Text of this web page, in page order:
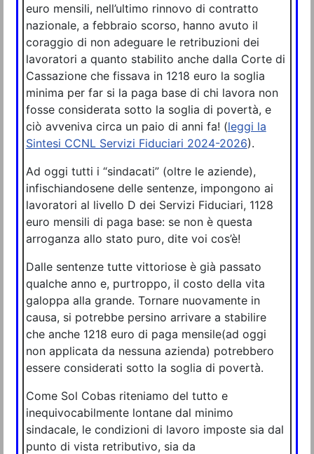
euro mensili, nell’ultimo rinnovo di contratto
nazionale, a febbraio scorso, hanno avuto il
coraggio di non adeguare le retribuzioni dei
lavoratori a quanto stabilito anche dalla Corte di
Cassazione che fissava in 1218 euro la soglia
minima per far si la paga base di chi lavora non
fosse considerata sotto la soglia di povertà, e
ciò avveniva circa un paio di anni fa! (leggi la
Sintesi CCNL Servizi Fiduciari 2024-2026).
Ad oggi tutti i “sindacati” (oltre le aziende),
infischiandosene delle sentenze, impongono ai
lavoratori al livello D dei Servizi Fiduciari, 1128
euro mensili di paga base: se non è questa
arroganza allo stato puro, dite voi cos’è!
Dalle sentenze tutte vittoriose è già passato
qualche anno e, purtroppo, il costo della vita
galoppa alla grande. Tornare nuovamente in
causa, si potrebbe persino arrivare a stabilire
che anche 1218 euro di paga mensile(ad oggi
non applicata da nessuna azienda) potrebbero
essere considerati sotto la soglia di povertà.
Come Sol Cobas riteniamo del tutto e
inequivocabilmente lontane dal minimo
sindacale, le condizioni di lavoro imposte sia dal
punto di vista retributivo, sia da